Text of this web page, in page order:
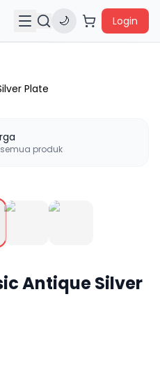
🌙 Login
Plate
produk
Antique Silver